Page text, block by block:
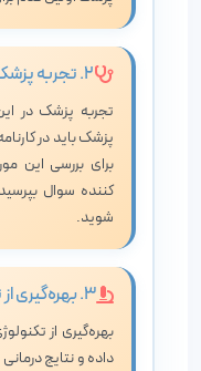
۲. تجربه پزشک در زمینه جراحی سینوس لیفت
تجربه پزشک در
پزشک باید در
برای بررسی این
کننده سوال
شوید.
۳. بهره‌گیری از تکنولوژی‌های روز برای درمان
بهره‌گیری از